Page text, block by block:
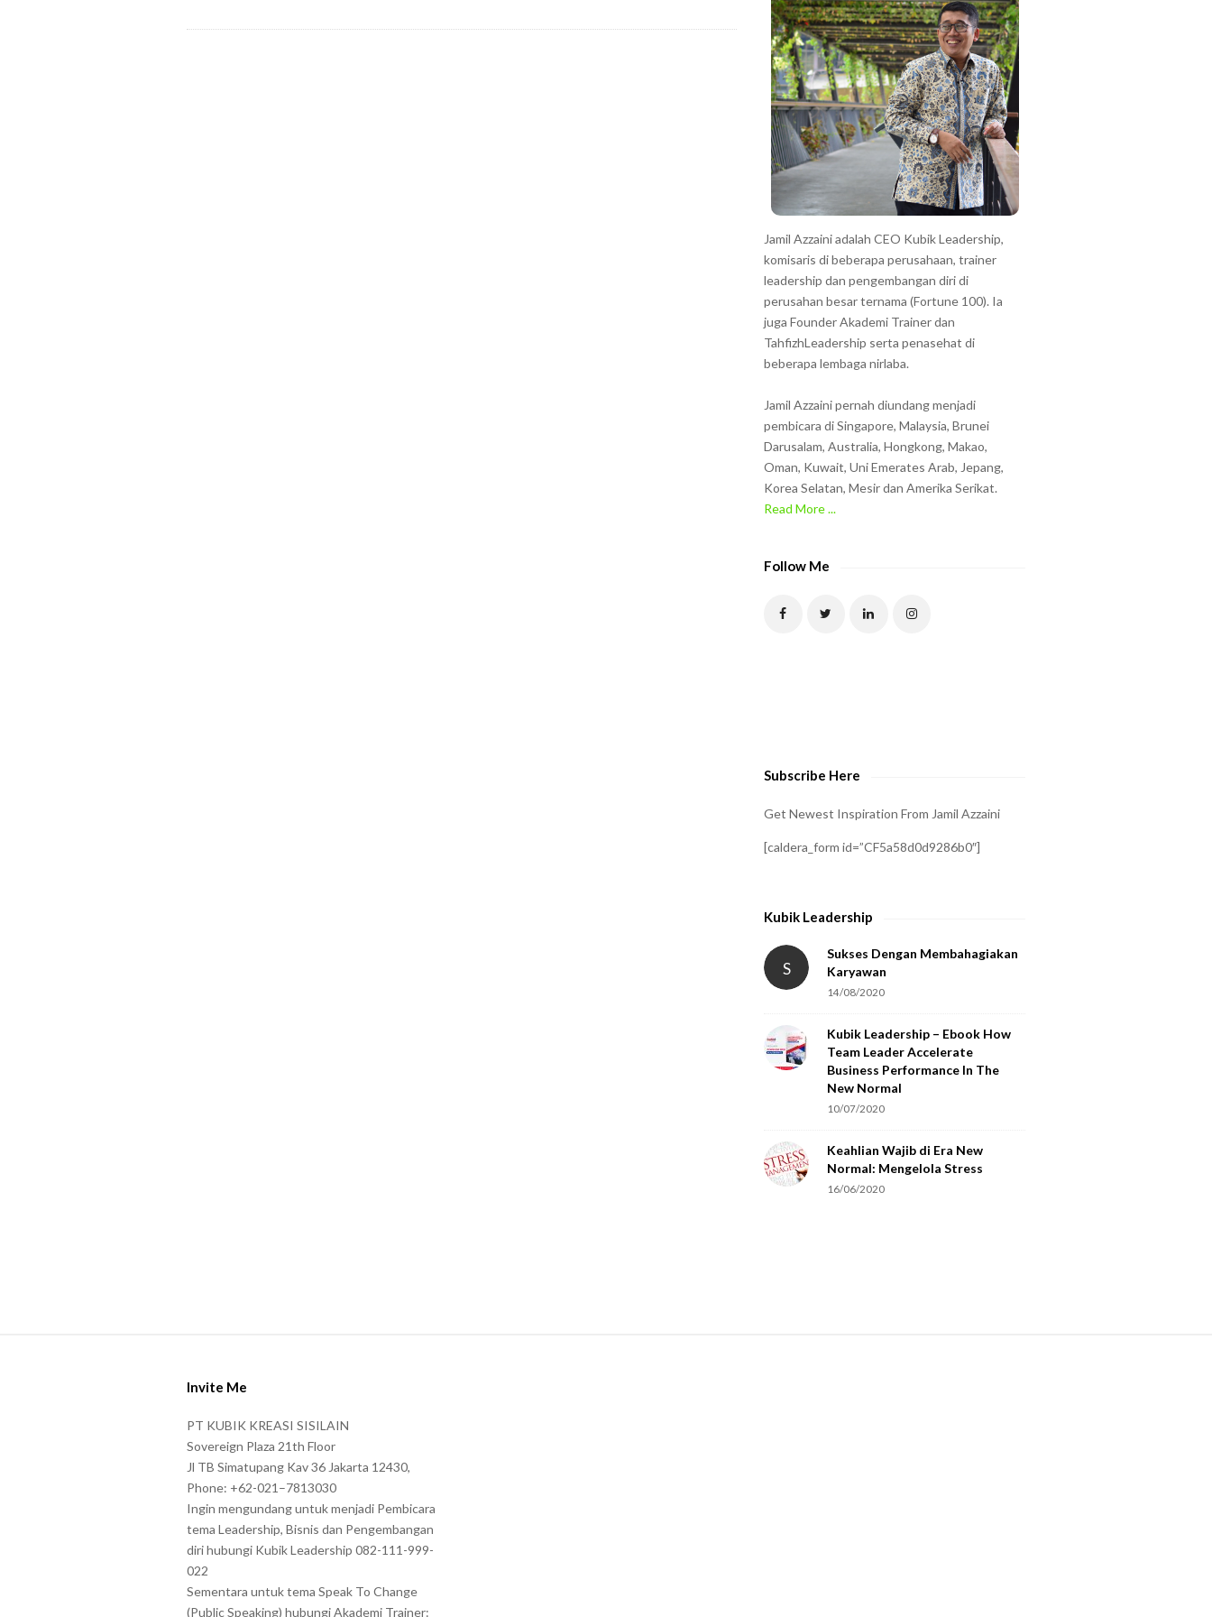
Jamil Azzaini adalah CEO Kubik Leadership,
komisaris di beberapa perusahaan, trainer
leadership dan pengembangan diri di
perusahan besar ternama (Fortune 100). Ia
juga Founder Akademi Trainer dan
TahfizhLeadership serta penasehat di
beberapa lembaga nirlaba.
Jamil Azzaini pernah diundang menjadi
pembicara di Singapore, Malaysia, Brunei
Darusalam, Australia, Hongkong, Makao,
Oman, Kuwait, Uni Emerates Arab, Jepang,
Korea Selatan, Mesir dan Amerika Serikat.
Read More ...
Follow Me
Subscribe Here
Get Newest Inspiration From Jamil Azzaini
[caldera_form id=”CF5a58d0d9286b0″]
Kubik Leadership
S
Sukses Dengan Membahagiakan
Karyawan
14/08/2020
Kubik Leadership – Ebook How
Team Leader Accelerate
Business Performance In The
New Normal
10/07/2020
Keahlian Wajib di Era New
Normal: Mengelola Stress
16/06/2020
Invite Me
PT KUBIK KREASI SISILAIN
Sovereign Plaza 21th Floor
Jl TB Simatupang Kav 36 Jakarta 12430,
Phone: +62-021–7813030
Ingin mengundang untuk menjadi Pembicara
tema Leadership, Bisnis dan Pengembangan
diri hubungi Kubik Leadership 082-111-999-
022
Sementara untuk tema Speak To Change
(Public Speaking) hubungi Akademi Trainer: